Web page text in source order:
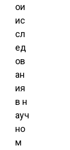
ои
ис
сл
ед
ов
ан
ия
в н
ауч
но
м